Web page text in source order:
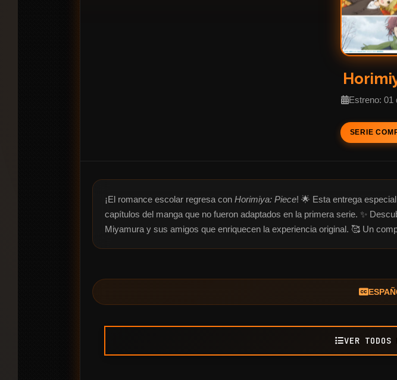
Estreno: 01
SERIE
¡El romance escolar regresa con Horimiya: Piece! 🌟 Esta entrega
capítulos del manga que no fueron adaptados en la primera serie. ✨
Miyamura y sus amigos que enriquecen la experiencia original. 🥰 Un
VER